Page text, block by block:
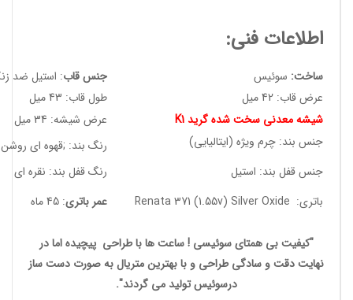
اطلاعات فنی:
ساخت: سوئیس جنس قاب: استیل ضد
عرض قاب: 42 میل
طول قاب: 43 میل
شیشه معدنی سخت شده گرید K1
عرض شیشه: 34 میل
جنس بند: چرم ویژه (ایتالیایی)
رنگ بند: ;قهوه ای روشن
جنس قفل بند: استیل
رنگ قفل بند: نقره ای
باتری: Renata 371 (1.55v) Silver Oxide
عمر باتری: 45 ماه
"کیفیت بی همتای سوئیسی ! ساعت ها با طراحی پیچیده اما در
نهایت دقت و سادگی طراحی و با بهترین متریال به صورت دست ساز
درسوئیس تولید می گردند".